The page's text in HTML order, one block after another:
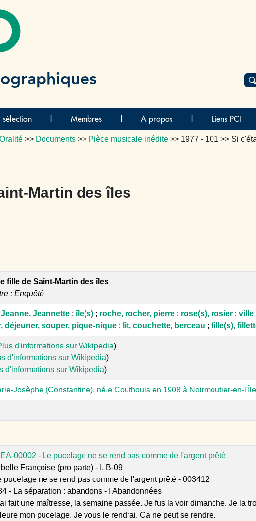
Membres A propos Liens PCI
>> Documents >> Pièce musicale inédite >> 1977 - 101 >> Si
Martin des îles
fille de Saint-Martin des îles
: Enquêté
Jeannette ;île(s) ; roche, rocher, pierre ; rose(s), rosier ; ville
déjeuner, souper, pique-nique ; lit, couchette, berceau ; fille(s),
d'informations sur Wikipedia)
d'informations sur Wikipedia)
d'informations sur Wikipedia)
Josèphe (Constantine), né.e Couthouis en 1908 à Noirmoutier-en-l'Île
EA-00002 - Le pucelage ne se rend pas comme de l'argent prêté
belle Françoise (pro parte) - I, B-09
pucelage ne se rend pas comme de l'argent prêté - 003412
- La séparation : abandons - I Abandonnées
fait une maîtresse, la semaine passée. Je fus la voir dimanche. Je la
mon pucelage. Je vous le rendrai. Ca ne peut se rendre.